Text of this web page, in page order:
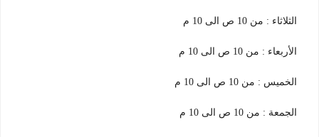
الثلاثاء : من 10 ص الى 10 م
الأربعاء : من 10 ص الى 10 م
الخميس : من 10 ص الى 10 م
الجمعة : من 10 ص الى 10 م